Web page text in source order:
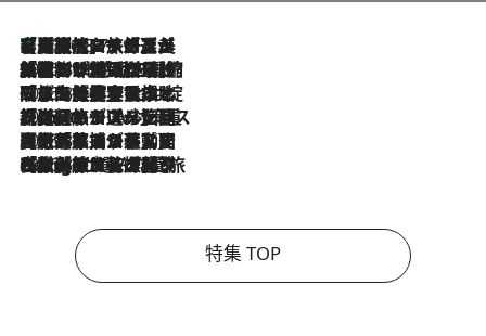
2026.8.7
【厳選旅コスメ】「多機能アイテムがメイン！」旅好き美容エディターが選んだ夏旅ベストコスメを発表【Mサイズジップ】
2026.8.6
「荷物が増えるほど旅ストレスは増す」美容ジャーナリストがたどり着いた最終結論。“化粧品を劇的に減らす”感動の凝縮美容とは
2026.8.6
「旅先には金髪ウィッグを持参」日本と同じメイクでは損してる!? 美容ジャーナリストが提案する“掟破りの旅美容”とは
2026.8.6
【厳選旅コスメ】「身軽さ＆UV対策重視！」ヘアアーティストshucoが選んだ夏旅ベストコスメを発表【Mサイズジップ】
2026.8.5
【厳選旅コスメ】国内をあちこち移動する河井菜摘が選んだ夏旅ベストコスメ発表！「リラックスアイテムはマスト」【Mサイズジップ】
2026.8.4
【厳選旅コスメ】「紫外線＆乾燥対策しながらメイク感も！」ヘア＆メイクGeorgeが選んだ夏旅ベストコスメを発表！【Mサイズジップ】
特集 TOP